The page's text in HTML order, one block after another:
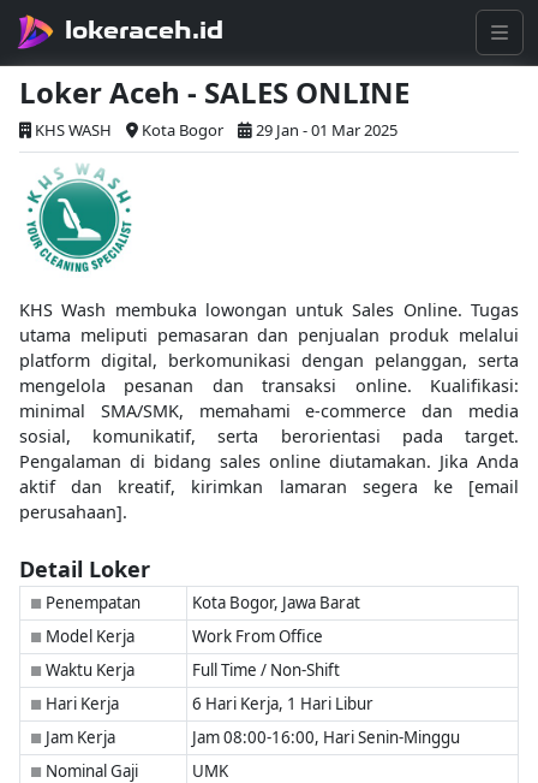
lokeraceh.id
Loker Aceh - SALES ONLINE
KHS WASH Kota Bogor 29 Jan - 01 Mar 2025
KHS Wash membuka lowongan untuk Sales Online. Tugas
utama meliputi pemasaran dan penjualan produk melalui
platform digital, berkomunikasi dengan pelanggan, serta
mengelola pesanan dan transaksi online. Kualifikasi:
minimal SMA/SMK, memahami e-commerce dan media
sosial, komunikatif, serta berorientasi pada target.
Pengalaman di bidang sales online diutamakan. Jika Anda
aktif dan kreatif, kirimkan lamaran segera ke [email
perusahaan].
Detail Loker
■ Penempatan Kota Bogor, Jawa Barat
■ Model Kerja Work From Office
■ Waktu Kerja Full Time / Non-Shift
■ Hari Kerja 6 Hari Kerja, 1 Hari Libur
■ Jam Kerja Jam 08:00-16:00, Hari Senin-Minggu
■ Nominal Gaji UMK